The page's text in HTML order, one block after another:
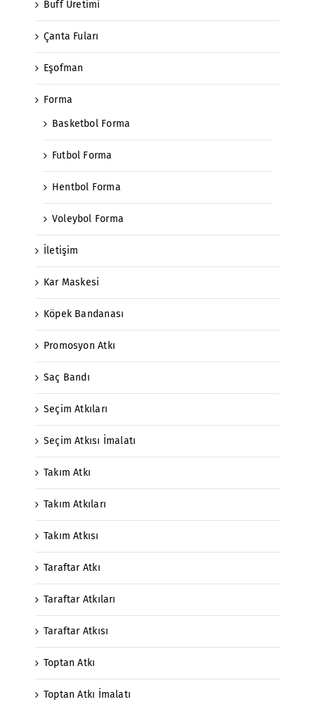
Buff Üretimi
Çanta Fuları
Eşofman
Forma
Basketbol Forma
Futbol Forma
Hentbol Forma
Voleybol Forma
İletişim
Kar Maskesi
Köpek Bandanası
Promosyon Atkı
Saç Bandı
Seçim Atkıları
Seçim Atkısı İmalatı
Takım Atkı
Takım Atkıları
Takım Atkısı
Taraftar Atkı
Taraftar Atkıları
Taraftar Atkısı
Toptan Atkı
Toptan Atkı İmalatı